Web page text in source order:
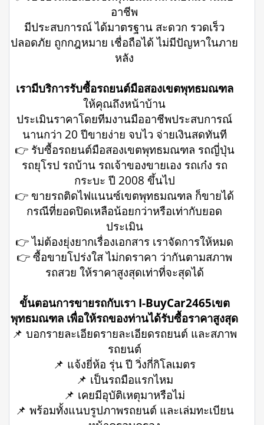
อาชีพ
มีประสบการณ์ ได้มาตรฐาน สะดวก รวดเร็ว
ปลอดภัย ถูกกฎหมาย เชื่อถือได้ ไม่มีปัญหาในภาย
หลัง
เรามีบริการรับซื้อรถยนต์มือสองเขตพุทธมณฑล
ให้คุณถึงหน้าบ้าน
ประเมินราคาโดยทีมงานมืออาชีพประสบการณ์
นานกว่า 20 ปีขายง่าย จบไว จ่ายเงินสดทันที
👉 รับซื้อรถยนต์มือสองเขตพุทธมณฑล รถญี่ปุ่น
รถยุโรป รถบ้าน รถเจ้าของขายเอง รถเก๋ง รถ
กระบะ ปี 2008 ขึ้นไป
👉 ขายรถติดไฟแนนซ์เขตพุทธมณฑล ก็ขายได้
กรณีที่ยอดปิดเหลือน้อยกว่าหรือเท่ากับยอด
ประเมิน
👉 ไม่ต้องยุ่งยากเรื่องเอกสาร เราจัดการให้หมด
👉 ซื้อขายโปร่งใส ไม่กดราคา ว่ากันตามสภาพ
รถสวย ให้ราคาสูงสุดเท่าที่จะสุดได้
ขั้นตอนการขายรถกับเรา I-BuyCar2465เขต
พุทธมณฑล เพื่อให้รถของท่านได้รับซื้อราคาสูงสุด
📌 บอกรายละเอียดรายละเอียดรถยนต์ และสภาพ
รถยนต์
📌 แจ้งยี่ห้อ รุ่น ปี วิ่งกี่กิโลเมตร
📌 เป็นรถมือแรกไหม
📌 เคยมีอุบัติเหตุมาหรือไม่
📌 พร้อมทั้งแนบรูปภาพรถยนต์ และเล่มทะเบียน